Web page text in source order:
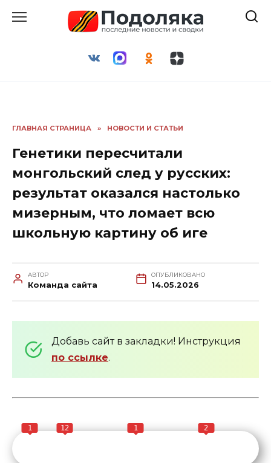
ГЛАВНАЯ СТРАНИЦА » НОВОСТИ И СТАТЬИ
Генетики пересчитали
монгольский след у русских:
результат оказался настолько
мизерным, что ломает всю
школьную картину об иге
АВТОР
Команда сайта
ОПУБЛИКОВАНО
14.05.2026
Добавь сайт в закладки! Инструкция
по ссылке.
1 12 1 2